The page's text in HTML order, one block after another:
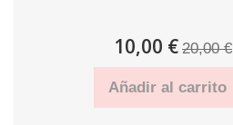
10,00 € 20,00 €
Añadir al carrito